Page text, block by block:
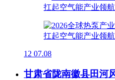
12 07.08
甘肃省陇南徽县田河